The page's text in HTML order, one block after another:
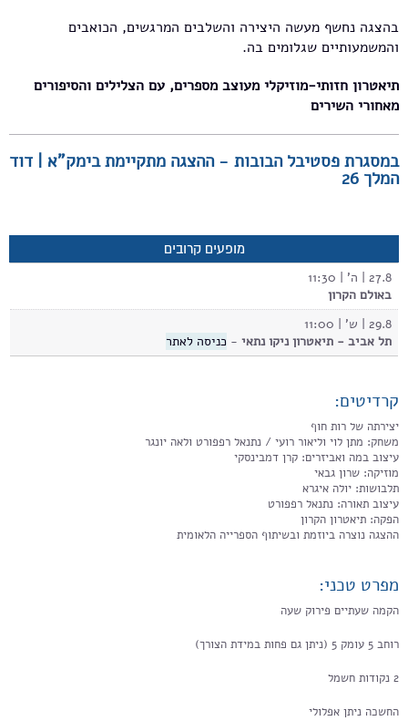
בהצגה נחשף מעשה היצירה והשלבים המרגשים, הכואבים
והמשמעותיים שגלומים בה.
תיאטרון חזותי-מוזיקלי מעוצב מספרים, עם הצלילים והסיפורים
מאחורי השירים
במסגרת פסטיבל הבובות - ההצגה מתקיימת בימק"א | דוד
המלך 26
מופעים קרובים
27.8 | ה' | 11:30
באולם הקרון
29.8 | ש' | 11:00
תל אביב - תיאטרון ניקו נתאי - כניסה לאתר
קרדיטים:
יצירתה של רות חוף
משחק: מתן לוי וליאור רועי / נתנאל רפפורט ולאה יונגר
עיצוב במה ואביזרים: קרן דמבינסקי
מוזיקה: שרון גבאי
תלבושות: יולה איגרא
עיצוב תאורה: נתנאל רפפורט
הפקה: תיאטרון הקרון
ההצגה נוצרה ביוזמת ובשיתוף הספרייה הלאומית
מפרט טכני:
הקמה שעתיים פירוק שעה
רוחב 5 עומק 5 (ניתן גם פחות במידת הצורך)
2 נקודות חשמל
החשכה ניתן אפלולי